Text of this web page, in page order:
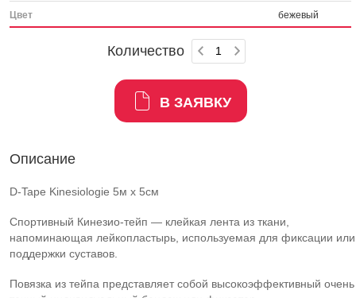
Цвет бежевый
Количество
В ЗАЯВКУ
Описание
D-Tape Kinesiologie 5м x 5см
Спортивный Кинезио-тейп — клейкая лента из ткани,
напоминающая лейкопластырь, используемая для фиксации или
поддержки суставов.
Повязка из тейпа представляет собой высокоэффективный очень